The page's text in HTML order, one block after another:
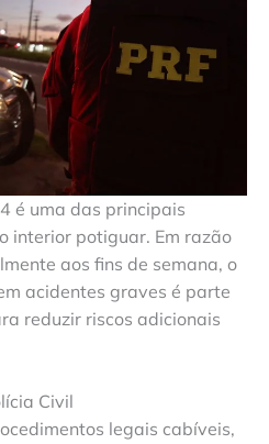
é uma das principais
interior potiguar. Em razão
aos fins de semana, o
acidentes graves é parte
reduzir riscos adicionais
Civil
legais cabíveis,